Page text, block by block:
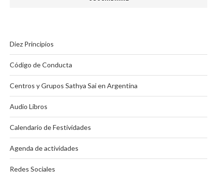
Diez Principios
Código de Conducta
Centros y Grupos Sathya Sai en Argentina
Audio Libros
Calendario de Festividades
Agenda de actividades
Redes Sociales